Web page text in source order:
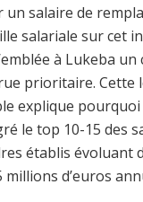
salaire de
salariale sur cet
à Lukeba
prioritaire. Cette
explique
le top 10-15 des
établis évoluant
d’euros